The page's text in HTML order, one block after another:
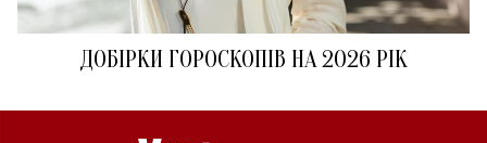
ДОБІРКИ ГОРОСКОПІВ НА 2026 РІК